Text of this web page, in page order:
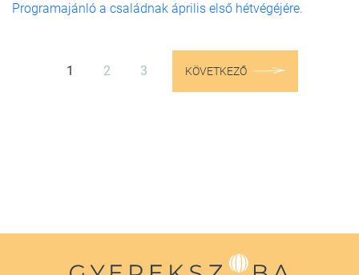
Programajánló a családnak április első hétvégéjére.
1 2 3 KÖVETKEZŐ